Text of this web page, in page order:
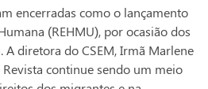
encerradas como o lançamento
(REHMU), por ocasião dos
A diretora do CSEM, Irmã Marlene
continue sendo um meio